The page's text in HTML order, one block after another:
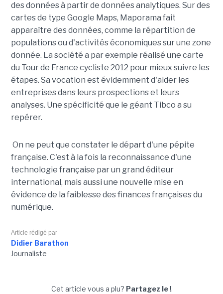
des données à partir de données analytiques. Sur des
cartes de type Google Maps, Maporama fait
apparaître des données, comme la répartition de
populations ou d'activités économiques sur une zone
donnée. La société a par exemple réalisé une carte
du Tour de France cycliste 2012 pour mieux suivre les
étapes. Sa vocation est évidemment d'aider les
entreprises dans leurs prospections et leurs
analyses. Une spécificité que le géant Tibco a su
repérer.
On ne peut que constater le départ d'une pépite
française. C'est à la fois la reconnaissance d'une
technologie française par un grand éditeur
international, mais aussi une nouvelle mise en
évidence de la faiblesse des finances françaises du
numérique.
Article rédigé par
Didier Barathon
Journaliste
Cet article vous a plu? Partagez le !